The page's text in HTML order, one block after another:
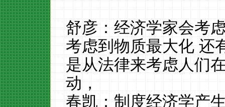
舒彦：经济学家会考
考虑到物质最大化 还
是从法律来考虑人们
动，
春凯：制度经济学产